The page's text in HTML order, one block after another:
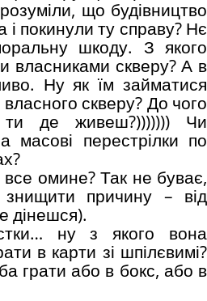
що будівництво
і покинули ту справу? Нє
шкоду. З якого
власниками скверу? А в
Ну як їм займатися
скверу? До чого
де живеш?))))))) Чи
масові перестрілки по
омине? Так не буває,
причину – від
дінешся).
ну з якого вона
в карти зі шпілєвимі?
грати або в бокс, або в